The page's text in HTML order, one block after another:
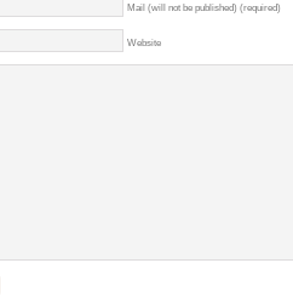
Mail (will not be published) (required)
Website